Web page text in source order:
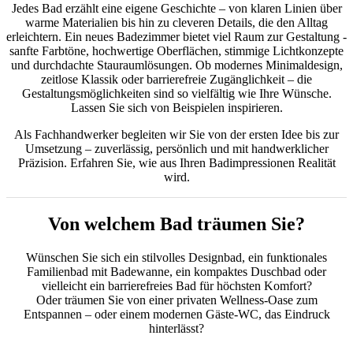
Jedes Bad erzählt eine eigene Geschichte – von klaren Linien über
warme Materialien bis hin zu cleveren Details, die den Alltag
erleichtern. Ein neues Badezimmer bietet viel Raum zur Gestaltung -
sanfte Farbtöne, hochwertige Oberflächen, stimmige Lichtkonzepte
und durchdachte Stauraumlösungen. Ob modernes Minimaldesign,
zeitlose Klassik oder barrierefreie Zugänglichkeit – die
Gestaltungsmöglichkeiten sind so vielfältig wie Ihre Wünsche.
Lassen Sie sich von Beispielen inspirieren.
Als Fachhandwerker begleiten wir Sie von der ersten Idee bis zur
Umsetzung – zuverlässig, persönlich und mit handwerklicher
Präzision. Erfahren Sie, wie aus Ihren Badimpressionen Realität
wird.
Von welchem Bad träumen Sie?
Wünschen Sie sich ein stilvolles Designbad, ein funktionales
Familienbad mit Badewanne, ein kompaktes Duschbad oder
vielleicht ein barrierefreies Bad für höchsten Komfort?
Oder träumen Sie von einer privaten Wellness-Oase zum
Entspannen – oder einem modernen Gäste-WC, das Eindruck
hinterlässt?